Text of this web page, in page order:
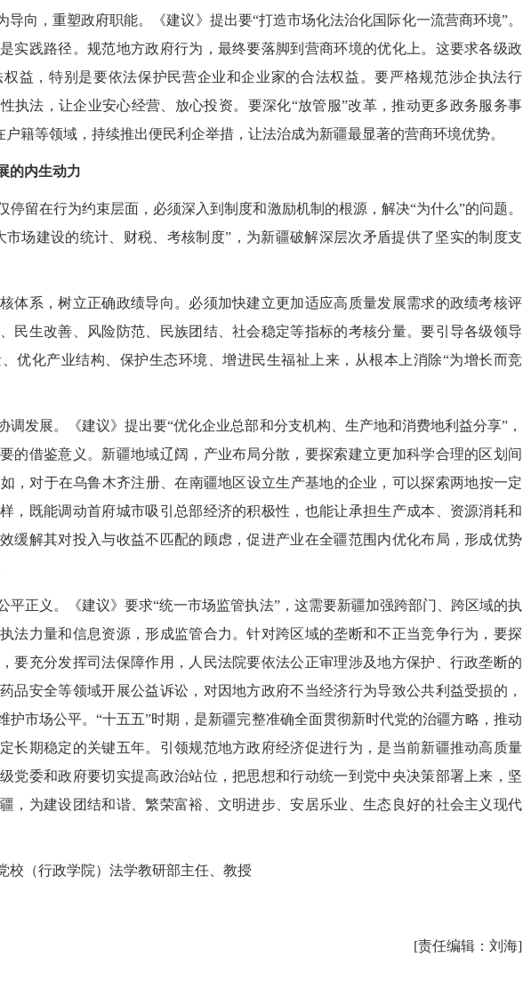
导向，重塑政府职能。《建议》提出要“打造市场化法治化国际化一流营商环境”。
实践路径。规范地方政府行为，最终要落脚到营商环境的优化上。这要求各级政
益，特别是要依法保护民营企业和企业家的合法权益。要严格规范涉企执法行
执法，让企业安心经营、放心投资。要深化“放管服”改革，推动更多政务服务事
户籍等领域，持续推出便民利企举措，让法治成为新疆最显著的营商环境优势。
的内生动力
在行为约束层面，必须深入到制度和激励机制的根源，解决“为什么”的问题。
市场建设的统计、财税、考核制度”，为新疆破解深层次矛盾提供了坚实的制度支
系，树立正确政绩导向。必须加快建立更加适应高质量发展需求的政绩考核评
民生改善、风险防范、民族团结、社会稳定等指标的考核分量。要引导各级领导
优化产业结构、保护生态环境、增进民生福祉上来，从根本上消除“为增长而竞
展。《建议》提出要“优化企业总部和分支机构、生产地和消费地利益分享”，
的借鉴意义。新疆地域辽阔，产业布局分散，要探索建立更加科学合理的区划间
，对于在乌鲁木齐注册、在南疆地区设立生产基地的企业，可以探索两地按一定
，既能调动首府城市吸引总部经济的积极性，也能让承担生产成本、资源消耗和
缓解其对投入与收益不匹配的顾虑，促进产业在全疆范围内优化布局，形成优势
正义。《建议》要求“统一市场监管执法”，这需要新疆加强跨部门、跨区域的执
法力量和信息资源，形成监管合力。针对跨区域的垄断和不正当竞争行为，要探
要充分发挥司法保障作用，人民法院要依法公正审理涉及地方保护、行政垄断的
品安全等领域开展公益诉讼，对因地方政府不当经济行为导致公共利益受损的，
护市场公平。“十五五”时期，是新疆完整准确全面贯彻新时代党的治疆方略，推动
长期稳定的关键五年。引领规范地方政府经济促进行为，是当前新疆推动高质量
党委和政府要切实提高政治站位，把思想和行动统一到党中央决策部署上来，坚
，为建设团结和谐、繁荣富裕、文明进步、安居乐业、生态良好的社会主义现代
（行政学院）法学教研部主任、教授
[责任编辑：刘海]